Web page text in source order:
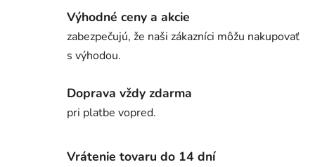
Výhodné ceny a akcie
zabezpečujú, že naši zákazníci môžu nakupovať
s výhodou.
Doprava vždy zdarma
pri platbe vopred.
Vrátenie tovaru do 14 dní